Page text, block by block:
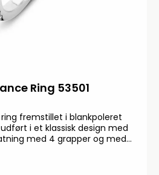
Ring 53501
fremstillet i blankpoleret
i et klassisk design med
med 4 grapper og med